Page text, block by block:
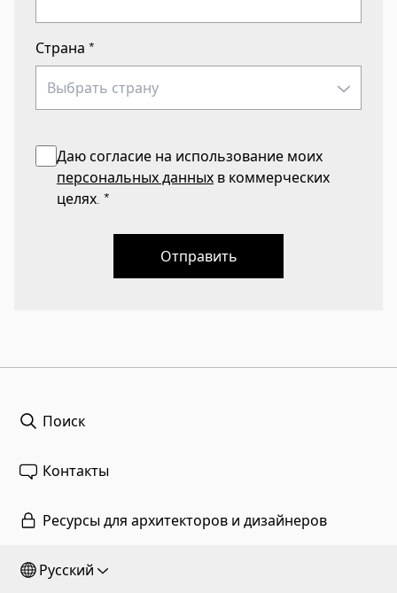
Страна *
Даю согласие на использование моих
персональных данных в коммерческих
целях. *
Отправить
Поиск
Контакты
Ресурсы для архитекторов и дизайнеров
Русский